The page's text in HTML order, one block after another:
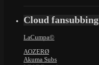
Cloud fansubbing
LaCumpa©
AOZERØ
Akuma Subs